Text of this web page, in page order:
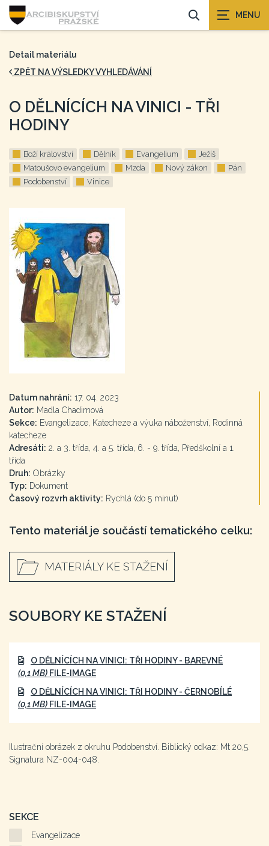
Detail materiálu
ZPĚT NA VÝSLEDKY VYHLEDÁVÁNÍ
O DĚLNÍCÍCH NA VINICI - TŘI
HODINY
Boží království Dělník Evangelium
Ježíš
Matoušovo evangelium
Mzda Nový zákon
Pán
Podobenství
Vinice
Datum nahrání: 17. 04. 2023
Autor: Madla Chadimová
Sekce: Evangelizace, Katecheze a výuka náboženství, Rodinná
katecheze
Adresáti: 2. a 3. třída, 4. a 5. třída, 6. - 9. třída, Předškolní a 1.
třída
Druh: Obrázky
Typ: Dokument
Časový rozvrh aktivity: Rychlá (do 5 minut)
Tento materiál je součástí tematického celku:
MATERIÁLY KE STAŽENÍ
SOUBORY KE STAŽENÍ
O DĚLNÍCÍCH NA VINICI: TŘI HODINY - BAREVNÉ
(0,1 MB) FILE-IMAGE
O DĚLNÍCÍCH NA VINICI: TŘI HODINY - ČERNOBÍLÉ
(0,1 MB) FILE-IMAGE
Ilustrační obrázek z okruhu Podobenství. Biblický odkaz: Mt 20,5.
Signatura NZ-004-048.
SEKCE
Evangelizace